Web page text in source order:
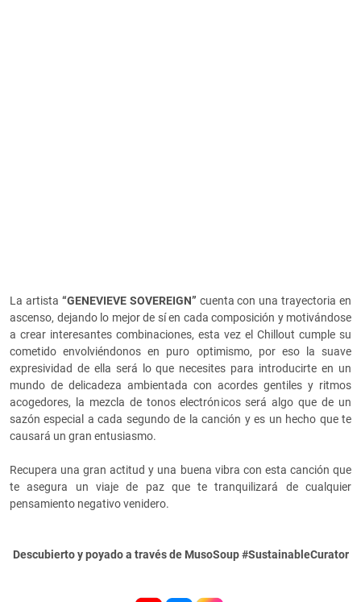
La artista “GENEVIEVE SOVEREIGN” cuenta con una trayectoria en
ascenso, dejando lo mejor de sí en cada composición y motivándose
a crear interesantes combinaciones, esta vez el Chillout cumple su
cometido envolviéndonos en puro optimismo, por eso la suave
expresividad de ella será lo que necesites para introducirte en un
mundo de delicadeza ambientada con acordes gentiles y ritmos
acogedores, la mezcla de tonos electrónicos será algo que de un
sazón especial a cada segundo de la canción y es un hecho que te
causará un gran entusiasmo.
Recupera una gran actitud y una buena vibra con esta canción que
te asegura un viaje de paz que te tranquilizará de cualquier
pensamiento negativo venidero.
Descubierto y poyado a través de MusoSoup #SustainableCurator